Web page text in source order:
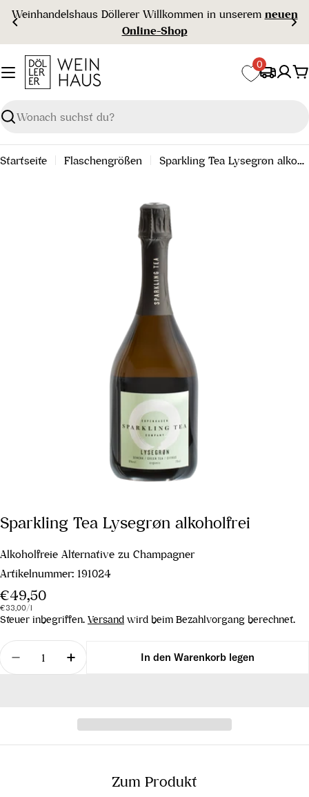
Zum
Inhalt
springen
in unseremneuen
Shop
Suchen
0
Startseite Flaschengrößen Sparkling Tea Lysegrøn alkoholfrei
Sparkling Tea Lysegrøn alkoholfrei
Alkoholfreie Alternative zu Champagner
Artikelnummer: 191024
Regulärer
Preis
€49,50
Stückpreis
€33,00/pro
l
Steuer inbegriffen. Versand wird beim Bezahlvorgang berechnet.
Menge
Menge für Sparkling Tea Lysegrøn alkoholfrei
Menge für Sparkling Tea Lysegrøn
In den Warenkorb legen
Zum Produkt